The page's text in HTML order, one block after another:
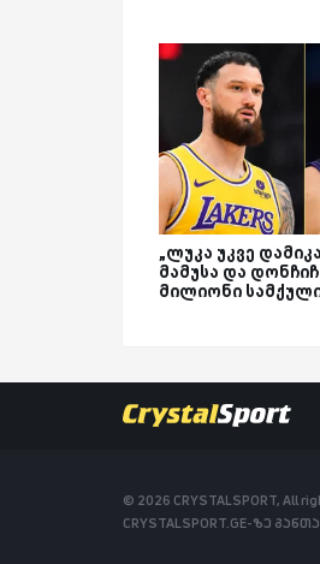
„ლუკა უკვე
მამუსა და
მილიონი
© 2026 CRYSTALSPORT, All
CRYSTALSPORT.GE-ზე